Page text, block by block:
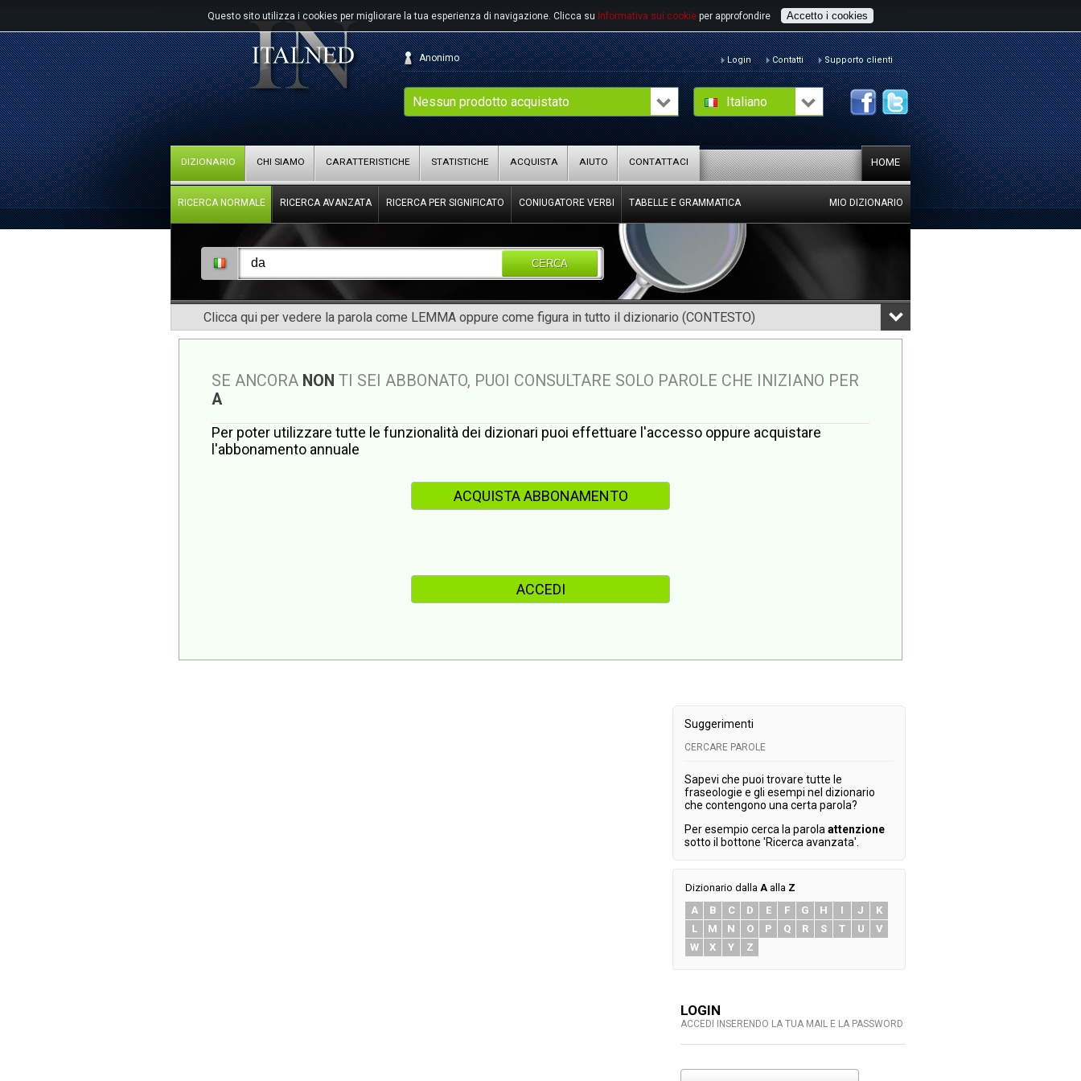
Questo sito utilizza i cookies per migliorare la tua esperienza di navigazione. Clicca su Informativa sui cookie per approfondire Accetto i cookies
Italiano
Nessun prodotto acquistato
Anonimo Login Contatti Supporto clienti
HOME
DIZIONARIO CHI SIAMO CARATTERISTICHE STATISTICHE ACQUISTA AIUTO CONTATTACI
RICERCA NORMALE RICERCA AVANZATA RICERCA PER SIGNIFICATO CONIUGATORE VERBI TABELLE E GRAMMATICA MIO DIZIONARIO
CERCA
Clicca qui per vedere la parola come LEMMA oppure come figura in tutto il dizionario (CONTESTO)
SE ANCORA NON TI SEI ABBONATO, PUOI CONSULTARE SOLO PAROLE CHE INIZIANO PER
A
Per poter utilizzare tutte le funzionalità dei dizionari puoi effettuare l'accesso oppure acquistare
l'abbonamento annuale
ACQUISTA ABBONAMENTO
ACCEDI
Suggerimenti
CERCARE PAROLE
Sapevi che puoi trovare tutte le
fraseologie e gli esempi nel dizionario
che contengono una certa parola?
Per esempio cerca la parola attenzione
sotto il bottone 'Ricerca avanzata'.
Dizionario dalla A alla Z
A
B C D E F G H I J
K
L
M N O P Q R S T U
V
W
X Y Z
LOGIN
ACCEDI INSERENDO LA TUA MAIL E LA PASSWORD